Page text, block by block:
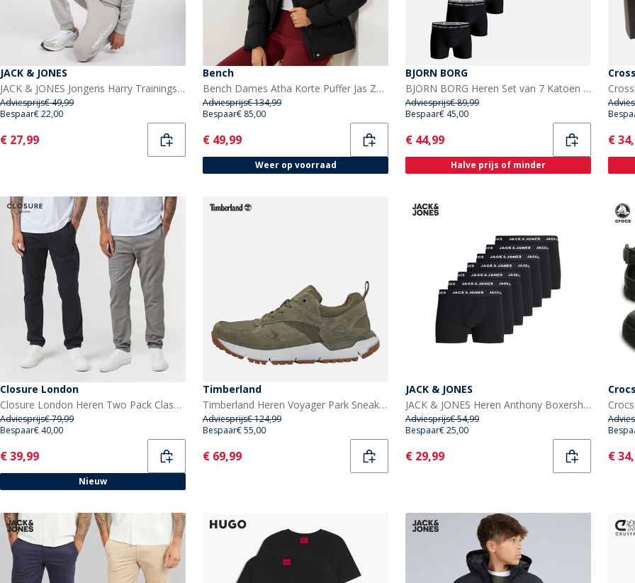
JACK & JONES
JACK & JONES Jongens Harry Trainingspak Alloy
Adviesprijs€ 49,99
Bespaar€ 22,00
Current
€ 27,99
Bench
Bench Dames Atha Korte Puffer Jas Zwart
Adviesprijs€ 134,99
Bespaar€ 85,00
Current
€ 49,99
Weer op voorraad
BJORN BORG
BJORN BORG Heren Set van 7 Katoen Stretch Boxers Multipack 1
Adviesprijs€ 89,99
Bespaar€ 45,00
Current
€ 44,99
Halve prijs of minder
€
Closure London
Closure London Heren Two Pack Classic Chino's Meerkleurig
Adviesprijs€ 79,99
Bespaar€ 40,00
Current
€ 39,99
Nieuw
Timberland
Timberland Heren Voyager Park Sneakers Dark Green Mesh
Adviesprijs€ 124,99
Bespaar€ 55,00
Current
€ 69,99
JACK & JONES
JACK & JONES Heren Anthony Boxershorts Zwart
Adviesprijs€ 54,99
Bespaar€ 25,00
Current
€ 29,99
Crocs
€